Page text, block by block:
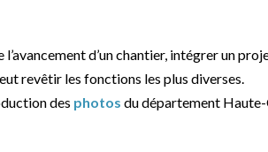
l’avancement d’un chantier, intégrer un
revêtir les fonctions les plus diverses.
des photos du département